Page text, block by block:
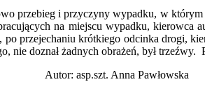
przebieg i przyczyny wypadku, w
na miejscu wypadku,
po przejechaniu krótkiego odcinka drogi,
nie doznał żadnych obrażeń, był
Autor: asp.szt. Anna Pawłowska